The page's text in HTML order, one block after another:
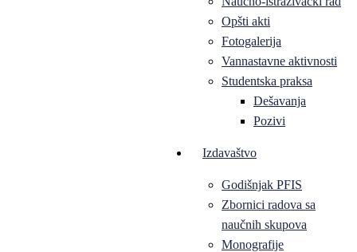
Opšti akti
Fotogalerija
Vannastavne aktivnosti
Studentska praksa
Dešavanja
Pozivi
Izdavaštvo
Godišnjak PFIS
Zbornici radova sa
naučnih skupova
Monografije